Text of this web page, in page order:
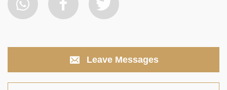
Leave Messages